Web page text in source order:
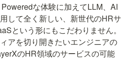
な体験に加えてLLM、AI
して全く新しい、新世代のHRサ
という形にもこだわりません。
アを切り開きたいエンジニアの
のHR領域のサービスの可能